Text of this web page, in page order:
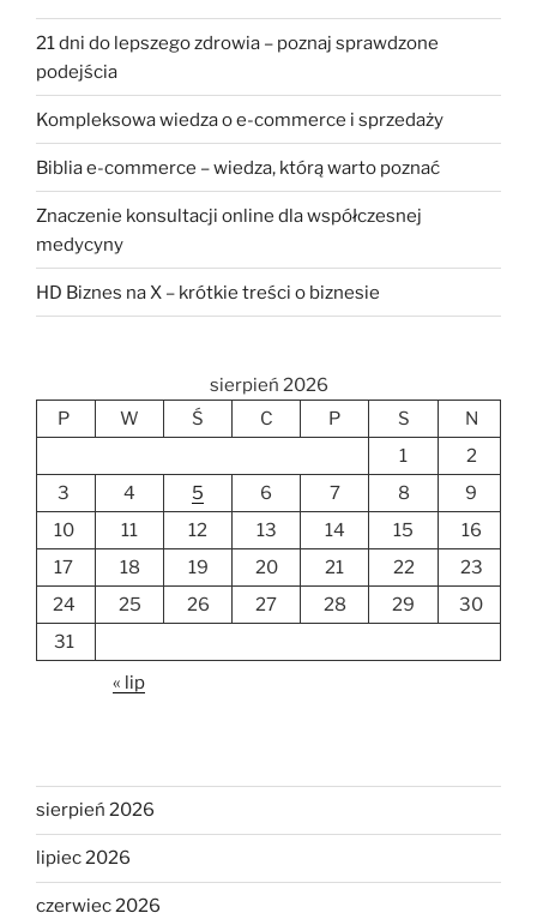
21 dni do lepszego zdrowia – poznaj sprawdzone
podejścia
Kompleksowa wiedza o e-commerce i sprzedaży
Biblia e-commerce – wiedza, którą warto poznać
Znaczenie konsultacji online dla współczesnej
medycyny
HD Biznes na X – krótkie treści o biznesie
sierpień 2026
P
W Ś C P S
N
1
2
3
4 5 6 7 8
9
10
11 12 13 14 15
16
17
18 19 20 21 22
23
24
25 26 27 28 29
30
31
« lip
sierpień 2026
lipiec 2026
czerwiec 2026